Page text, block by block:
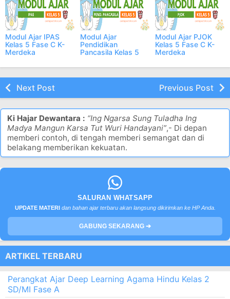
Modul Ajar IPAS
Kelas 5 Fase C K-
Merdeka
Modul Ajar
Pendidikan
Pancasila Kelas 5
Modul Ajar PJOK
Kelas 5 Fase C K-
Merdeka
Next Post Previous Post
Ki Hajar Dewantara : “Ing Ngarsa Sung Tuladha Ing
Madya Mangun Karsa Tut Wuri Handayani”,- Di depan
memberi contoh, di tengah memberi semangat dan di
belakang memberikan kekuatan.
SALURAN WHATSAPP
UPDATE MATERI dan bahan ajar terbaru akan langsung dikirimkan ke HP Anda.
GABUNG SEKARANG ➔
ARTIKEL TERBARU
Perangkat Ajar Deep Learning Agama Hindu Kelas 2
SD/MI Fase A